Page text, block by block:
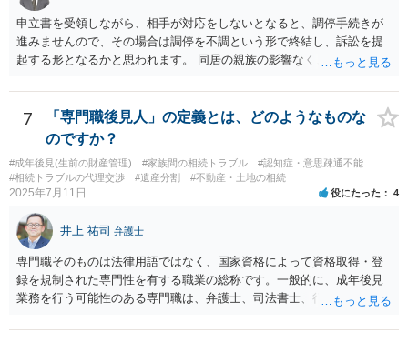
申立書を受領しながら、相手が対応をしないとなると、調停手続きが
進みませんので、その場合は調停を不調という形で終結し、訴訟を提
起する形となるかと思われます。 同居の親族の影響なく、というのは
め、後からひっくり返すということは難しくなってくるかと思われま
す。 公開相談の場でのご相談については、どうしても限界が出てしま
うため、一度個別にご相談をされることをお勧めいたします。
7
「専門職後見人」の定義とは、どのようなものな
のですか？
#成年後見(生前の財産管理) #家族間の相続トラブル
#認知症・意思疎通不能
#相続トラブルの代理交渉
#遺産分割 #不動産・土地の相続
2025年7月11日 役にたった 4
井上 祐司 弁護士
専門職そのものは法律用語ではなく、国家資格によって資格取得・登
録を規制された専門性を有する職業の総称です。一般的に、成年後見
業務を行う可能性のある専門職は、弁護士、司法書士、行政書士、税
士はほぼ無条件で成年後見人に選任されるわけではなく、基幹研修を